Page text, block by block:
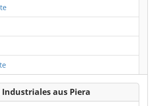
Industriales aus Piera